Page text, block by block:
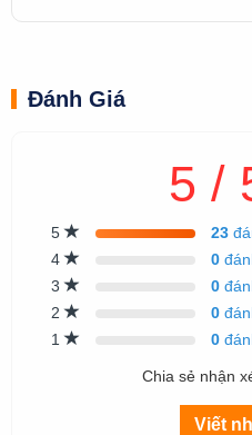
Đánh Giá
5 /
5 23
4
0
3
0
2
0
1
0
Chia sẻ nhận
Viết